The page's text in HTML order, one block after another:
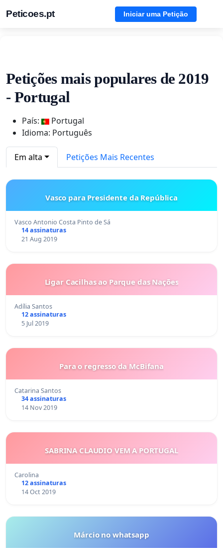
Peticoes.pt Iniciar uma Petição
Petições mais populares de 2019
- Portugal
País:
Portugal
Idioma: Português
Em alta Petições Mais Recentes
Vasco para Presidente da República
Vasco Antonio Costa Pinto de Sá
14 assinaturas
21 Aug 2019
Ligar Cacilhas ao Parque das Nações
Adília Santos
12 assinaturas
5 Jul 2019
Para o regresso da McBifana
Catarina Santos
34 assinaturas
14 Nov 2019
SABRINA CLAUDIO VEM A PORTUGAL
Carolina
12 assinaturas
14 Oct 2019
Márcio no whatsapp